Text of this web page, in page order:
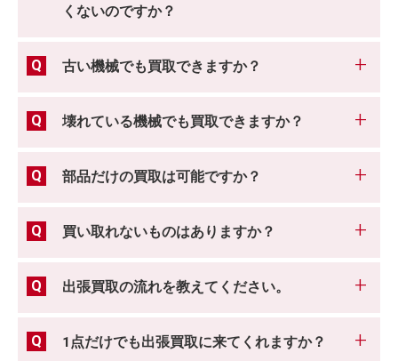
くないのですか？
古い機械でも買取できますか？
壊れている機械でも買取できますか？
部品だけの買取は可能ですか？
買い取れないものはありますか？
出張買取の流れを教えてください。
1点だけでも出張買取に来てくれますか？